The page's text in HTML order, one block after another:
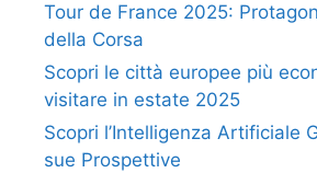
Tour de France 2025:
della Corsa
Scopri le città europee più
visitare in estate 2025
Scopri l’Intelligenza Artificiale
sue Prospettive